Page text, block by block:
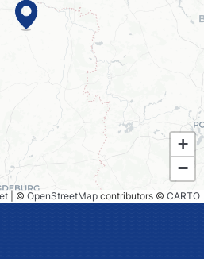
+
−
© OpenStreetMap contributors © CARTO